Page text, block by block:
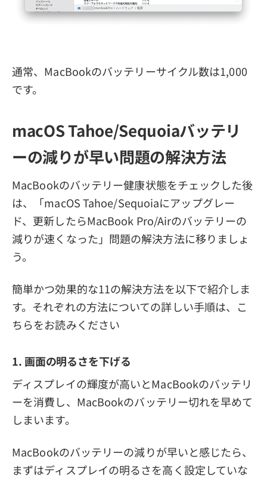
通常、MacBookのバッテリーサイクル数は1,000
です。
macOS Tahoe/Sequoiaバッテリ
ーの減りが早い問題の解決方法
MacBookのバッテリー健康状態をチェックした後
は、「macOS Tahoe/Sequoiaにアップグレー
ド、更新したらMacBook Pro/Airのバッテリーの
減りが速くなった」問題の解決方法に移りましょ
う。
簡単かつ効果的な11の解決方法を以下で紹介しま
す。それぞれの方法についての詳しい手順は、こ
ちらをお読みください
1. 画面の明るさを下げる
ディスプレイの輝度が高いとMacBookのバッテリ
ーを消費し、MacBookのバッテリー切れを早めて
しまいます。
MacBookのバッテリーの減りが早いと感じたら、
まずはディスプレイの明るさを高く設定していな